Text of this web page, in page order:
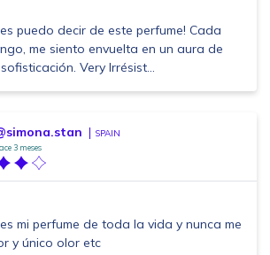
puedo decir de este perfume! Cada
me siento envuelta en un aura de
Very Irrésist...
SPAIN
3 meses
mi perfume de toda la vida y nunca me
y único olor etc